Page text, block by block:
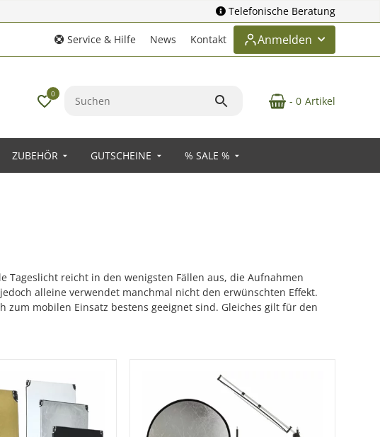
Telefonische Beratung
Service & Hilfe News Kontakt Anmelden
0
- 0 Artikel
ZUBEHÖR GUTSCHEINE % SALE %
reicht in den wenigsten Fällen aus, die Aufnahmen
alleine verwendet manchmal nicht den erwünschten Effekt.
mobilen Einsatz bestens geeignet sind. Gleiches gilt für den